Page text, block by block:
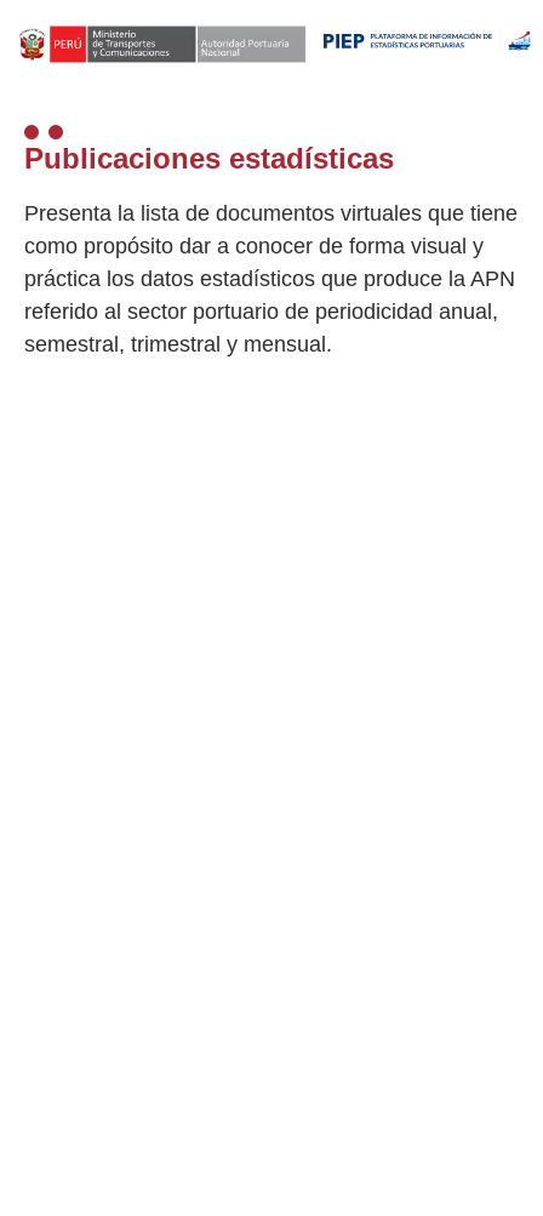
Publicaciones estadísticas
Presenta la lista de documentos virtuales que tiene
como propósito dar a conocer de forma visual y
práctica los datos estadísticos que produce la APN
referido al sector portuario de periodicidad anual,
semestral, trimestral y mensual.